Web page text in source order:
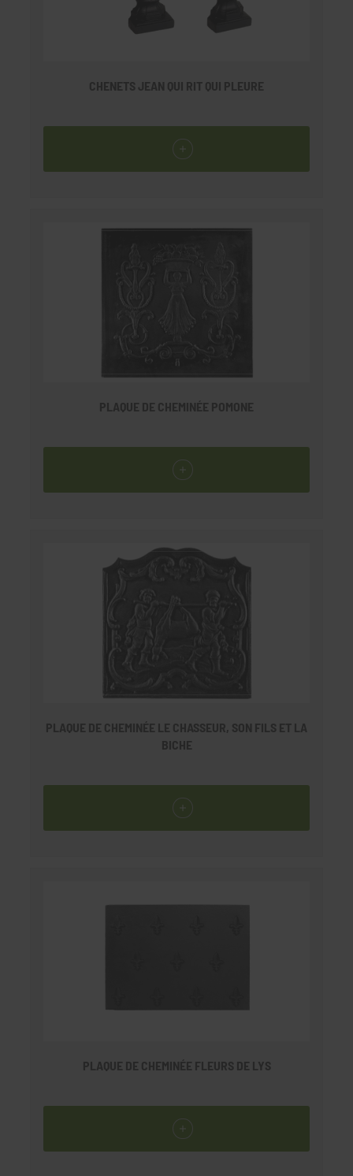
CHENETS JEAN QUI RIT QUI PLEURE
PLAQUE DE CHEMINÉE POMONE
PLAQUE DE CHEMINÉE LE CHASSEUR, SON FILS ET LA
BICHE
PLAQUE DE CHEMINÉE FLEURS DE LYS